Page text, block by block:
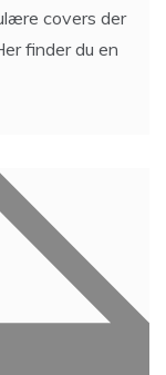
covers der
finder du en